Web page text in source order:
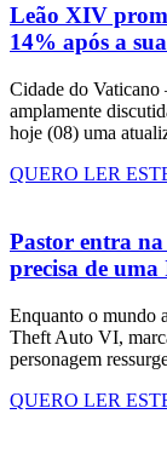
Leão XIV
14% após a
Cidade do Vaticano
amplamente
hoje (08) uma
QUERO LER
Pastor entra
precisa de
Enquanto o mundo
Theft Auto VI,
personagem
QUERO LER